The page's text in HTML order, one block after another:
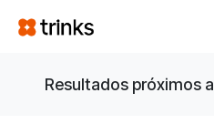
Resultados próximos a